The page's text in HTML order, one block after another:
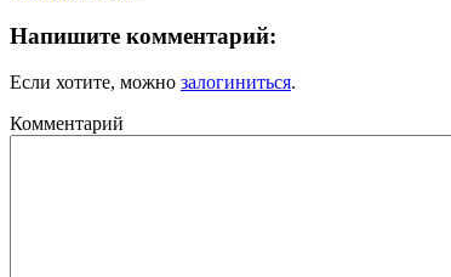
Напишите комментарий:
Если хотите, можно залогиниться.
Комментарий